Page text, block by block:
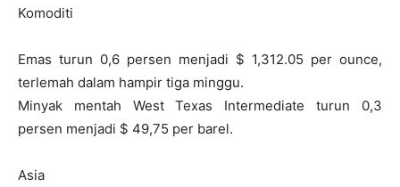
Komoditi
Emas turun 0,6 persen menjadi $ 1,312.05 per ounce,
terlemah dalam hampir tiga minggu.
Minyak mentah West Texas Intermediate turun 0,3
persen menjadi $ 49,75 per barel.
Asia